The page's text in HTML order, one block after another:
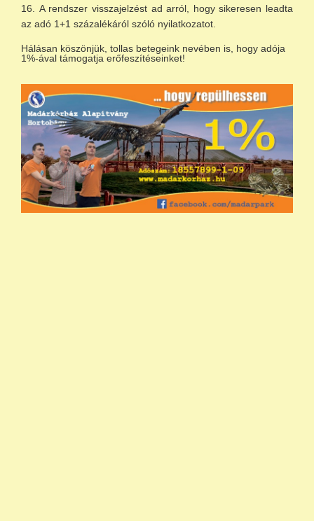
A rendszer visszajelzést ad arról, hogy sikeresen leadta
az adó 1+1 százalékáról szóló nyilatkozatot.
Hálásan köszönjük, tollas betegeink nevében is, hogy adója
1%-ával támogatja erőfeszítéseinket!